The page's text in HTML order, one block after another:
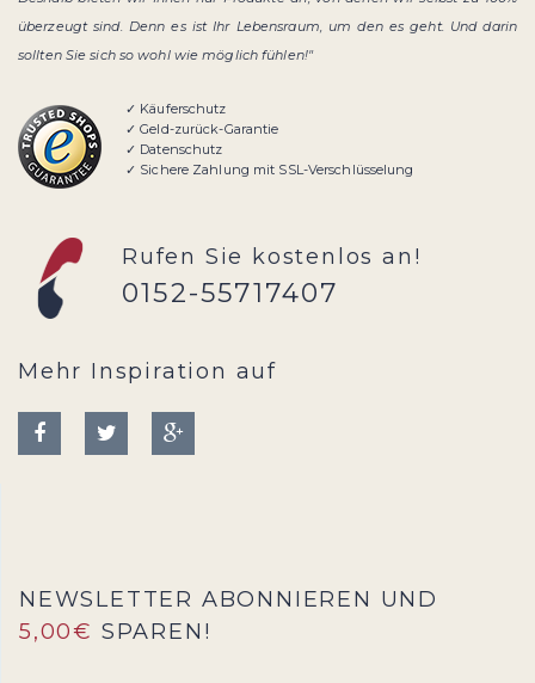
überzeugt sind. Denn es ist Ihr Lebensraum, um den es geht. Und darin
sollten Sie sich so wohl wie möglich fühlen!"
✓ Käuferschutz
✓ Geld-zurück-Garantie
✓ Datenschutz
✓ Sichere Zahlung mit SSL-Verschlüsselung
Rufen Sie kostenlos an!
0152-55717407
Mehr Inspiration auf
NEWSLETTER ABONNIEREN UND
5,00€ SPAREN!